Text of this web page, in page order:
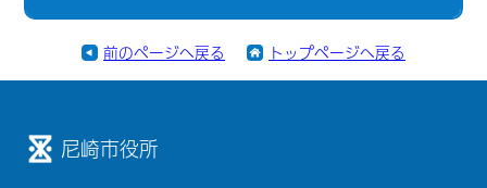
前のページへ戻る トップページへ戻る
尼崎市役所